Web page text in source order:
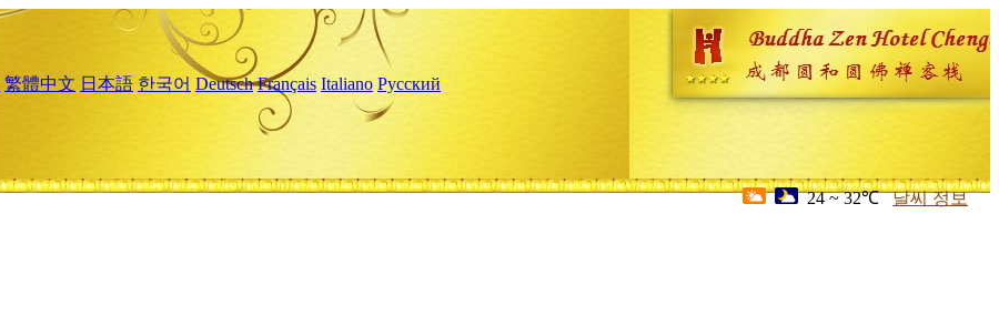
繁體中文 日本語 한국어 Deutsch Français Italiano Русский
24 ~ 32℃ 날씨 정보